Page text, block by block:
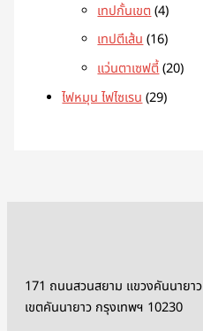
เทปกั้นเขต 4
เทปตีเส้น 16
แว่นตาเซฟตี้ 20
ไฟหมุน ไฟไซเรน 29
171 ถนนสวนสยาม แขวงคันนายาว
เขตคันนายาว กรุงเทพฯ 10230